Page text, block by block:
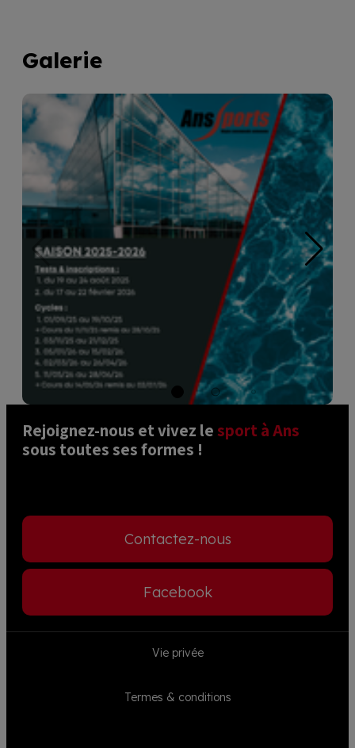
Galerie
Rejoignez-nous et vivez le sport à Ans
sous toutes ses formes !
Contactez-nous
Facebook
Footer
Vie privée
Termes & conditions